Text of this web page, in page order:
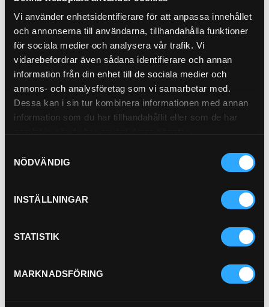
Vi använder enhetsidentifierare för att anpassa innehållet
och annonserna till användarna, tillhandahålla funktioner
för sociala medier och analysera vår trafik. Vi
vidarebefordrar även sådana identifierare och annan
information från din enhet till de sociala medier och
annons- och analysföretag som vi samarbetar med.
Dessa kan i sin tur kombinera informationen med annan
information som du har tillhandahållit eller som de har
NÖDVÄNDIG
INSTÄLLNINGAR
STATISTIK
MARKNADSFÖRING
21-654
Pris exkl. 479.00
Köp
Avluftsfilter 200 l/min 3/4
Köp